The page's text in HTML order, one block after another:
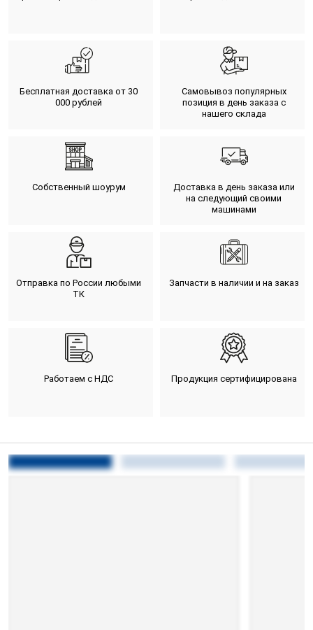
Бесплатная доставка от 30
000 рублей
Самовывоз популярных
позиция в день заказа с
нашего склада
Собственный шоурум
Доставка в день заказа или
на следующий своими
машинами
Отправка по России любыми
ТК
Запчасти в наличии и на заказ
Работаем с НДС Продукция сертифицирована